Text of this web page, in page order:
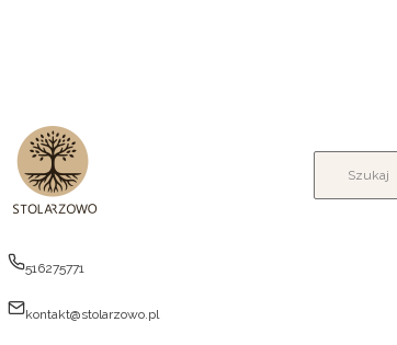
516275771
kontakt@stolarzowo.pl